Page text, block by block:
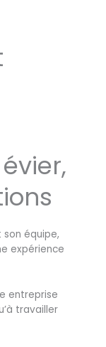
équipe,
expérience
entreprise
travailler